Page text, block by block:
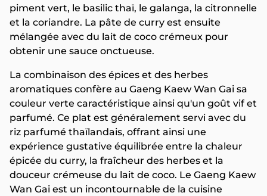
piment vert, le basilic thaï, le galanga, la citronnelle
et la coriandre. La pâte de curry est ensuite
mélangée avec du lait de coco crémeux pour
obtenir une sauce onctueuse.
La combinaison des épices et des herbes
aromatiques confère au Gaeng Kaew Wan Gai sa
couleur verte caractéristique ainsi qu'un goût vif et
parfumé. Ce plat est généralement servi avec du
riz parfumé thaïlandais, offrant ainsi une
expérience gustative équilibrée entre la chaleur
épicée du curry, la fraîcheur des herbes et la
douceur crémeuse du lait de coco. Le Gaeng Kaew
Wan Gai est un incontournable de la cuisine